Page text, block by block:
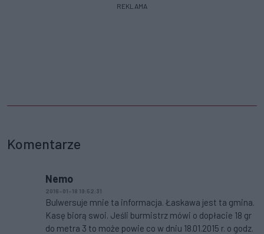
REKLAMA
Komentarze
Nemo
2016-01-18 19:52:31
Bulwersuje mnie ta informacja. Łaskawa jest ta gmina.
Kasę biorą swoi. Jeśli burmistrz mówi o dopłacie 18 gr
do metra 3 to może powie co w dniu 18.01.2015 r. o godz.